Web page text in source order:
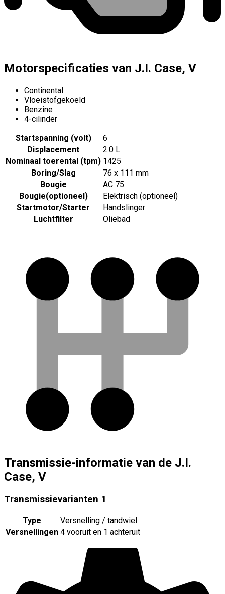
Motorspecificaties van J.I. Case, V
Continental
Vloeistofgekoeld
Benzine
4-cilinder
Startspanning (volt)
6
Displacement
2.0 L
Nominaal toerental (tpm) 1425
Boring/Slag
76 x 111 mm
Bougie
AC 75
Bougie(optioneel)
Elektrisch (optioneel)
Startmotor/Starter
Handslinger
Luchtfilter
Oliebad
Transmissie-informatie van de J.I.
Case, V
Transmissievarianten 1
Type
Versnelling / tandwiel
Versnellingen 4 vooruit en 1 achteruit